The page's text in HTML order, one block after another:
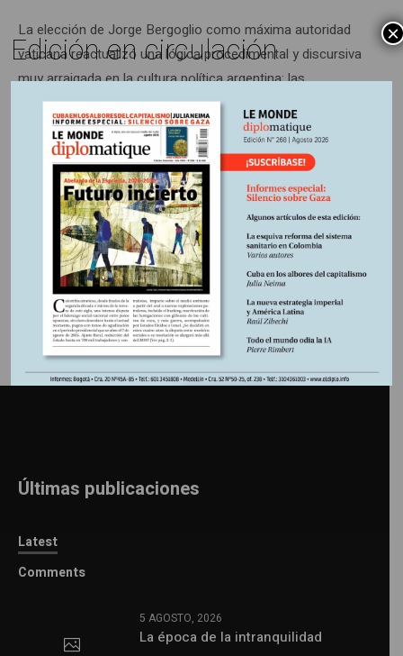
La elección de Jorge Bergoglio como máxima autoridad
vaticana reactualizó una lógica procedimental y discursiva
muy arraigada en la cultura política argentina: las
apelaciones a lo religioso (a las instituciones, a sus
referentes, al universo de símbolos y lenguajes) bajo la
pretensión de transferir legitimidades hacia la arena de la
disputa política.
Información adicional
Últimas publicaciones
Latest
Comments
5 AGOSTO, 2026
La época de la intranquilidad
Edición en circulación ×